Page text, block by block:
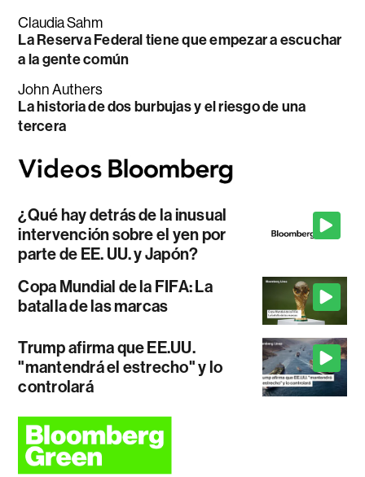
Claudia Sahm
La Reserva Federal tiene que empezar a escuchar
a la gente común
John Authers
La historia de dos burbujas y el riesgo de una
tercera
¿Qué hay detrás de la inusual
intervención sobre el yen por
parte de EE. UU. y Japón?
Copa Mundial de la FIFA: La
batalla de las marcas
Trump afirma que EE.UU.
"mantendrá el estrecho" y lo
controlará